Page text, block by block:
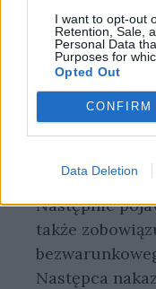
I want to opt-out
Retention, Sale,
Personal Data
Purposes for
Opted Out
CONFIRM
Data Deletion
momencie
pierścienia.
wierność,
Etiopom.
jednak
zakazuje
Następnie
także
Następca